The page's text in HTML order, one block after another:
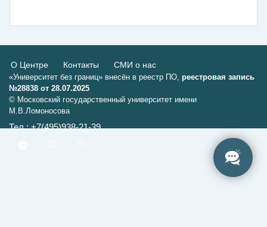
О Центре Контакты СМИ о нас
«Университет без границ» внесён в реестр ПО, реестровая запись
№28838 от 28.07.2025
© Московский государственный университет имени
М.В.Ломоносова
Тел.: +7(495)938-21-39